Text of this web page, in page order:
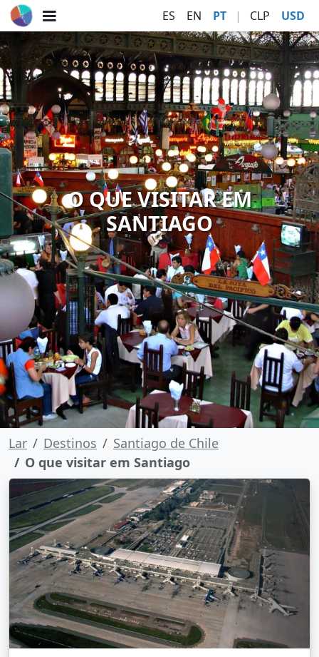
ES EN PT | CLP USD
O QUE VISITAR EM
SANTIAGO
Lar Destinos
Santiago de Chile
O que visitar em Santiago